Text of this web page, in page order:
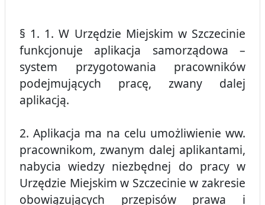
§ 1. 1. W Urzędzie Miejskim w Szczecinie
funkcjonuje aplikacja samorządowa –
system przygotowania pracowników
podejmujących pracę, zwany dalej
aplikacją.
2. Aplikacja ma na celu umożliwienie ww.
pracownikom, zwanym dalej aplikantami,
nabycia wiedzy niezbędnej do pracy w
Urzędzie Miejskim w Szczecinie w zakresie
obowiązujących przepisów prawa i